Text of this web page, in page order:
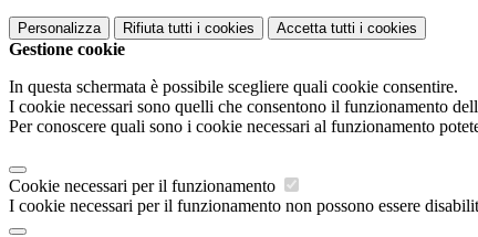
Personalizza Rifiuta tutti i cookies Accetta tutti i cookies
Gestione cookie
In questa schermata è possibile scegliere quali cookie consentire.
I cookie necessari sono quelli che consentono il funzionamento
Per conoscere quali sono i cookie necessari al funzionamento
Cookie necessari per il funzionamento
I cookie necessari per il funzionamento non possono essere